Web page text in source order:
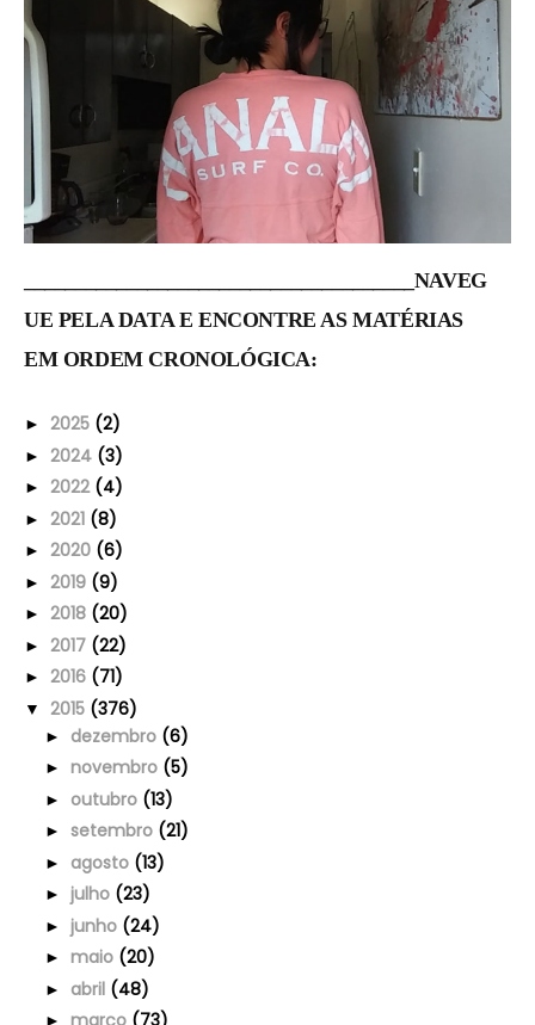
______________________________________NAVEG
UE PELA DATA E ENCONTRE AS MATÉRIAS
EM ORDEM CRONOLÓGICA:
► 2025 (2)
► 2024 (3)
► 2022 (4)
► 2021 (8)
► 2020 (6)
► 2019 (9)
► 2018 (20)
► 2017 (22)
► 2016 (71)
▼ 2015 (376)
► dezembro (6)
► novembro (5)
► outubro (13)
► setembro (21)
► agosto (13)
► julho (23)
► junho (24)
► maio (20)
► abril (48)
►